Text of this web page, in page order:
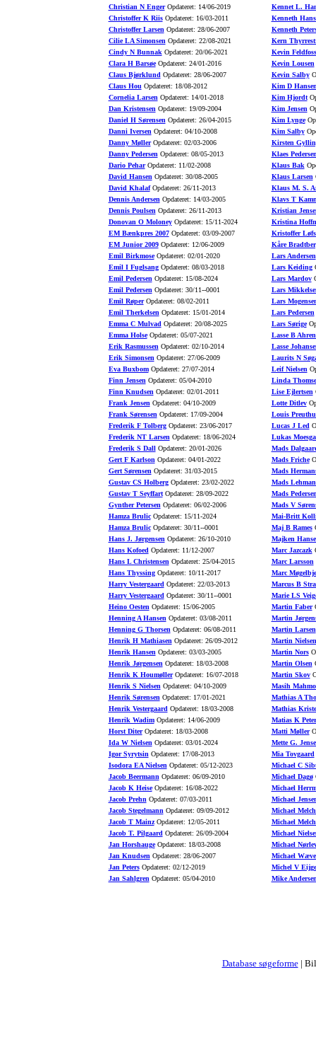
Christian N EngerOpdateret: 14/06-2019
Christoffer K RiisOpdateret: 16/03-2011
Christoffer Larsen Opdateret: 28/06-2007
Cilie LA Simonsen Opdateret: 22/08-2021
Cindy N Bunnak Opdateret: 20/06-2021
Clara H BarsøeOpdateret: 24/01-2016
Claus Bjørklund Opdateret: 28/06-2007
Claus Hou Opdateret: 18/08-2012
Cornelia Larsen Opdateret: 14/01-2018
Dan Kristensen Opdateret: 19/09-2004
Daniel H Sørensen Opdateret: 26/04-2015
Danni Iversen Opdateret: 04/10-2008
Danny MøllerOpdateret: 02/03-2006
Danny Pedersen Opdateret: 08/05-2013
Dario PeharOpdateret: 11/02-2008
David Hansen Opdateret: 30/08-2005
David KhalafOpdateret: 26/11-2013
Dennis Andersen Opdateret: 14/03-2005
Dennis Poulsen Opdateret: 26/11-2013
Donovan O MoloneyOpdateret: 15/11-2024
EM Bænkpres 2007Opdateret: 03/09-2007
EM Junior 2009Opdateret: 12/06-2009
Emil BirkmoseOpdateret: 02/01-2020
Emil I FuglsangOpdateret: 08/03-2018
Emil Pedersen Opdateret: 15/08-2024
Emil Pedersen Opdateret: 30/11--0001
Emil RøperOpdateret: 08/02-2011
Emil Therkelsen Opdateret: 15/01-2014
Emma C Mulvad Opdateret: 20/08-2025
Emma HolseOpdateret: 05/07-2021
Erik Rasmussen Opdateret: 02/10-2014
Erik Simonsen Opdateret: 27/06-2009
Eva BuxbomOpdateret: 27/07-2014
Finn Jensen Opdateret: 05/04-2010
Finn Knudsen Opdateret: 02/01-2011
Frank Jensen Opdateret: 04/10-2009
Frank Sørensen Opdateret: 17/09-2004
Frederik F TolbergOpdateret: 23/06-2017
Frederik NT Larsen Opdateret: 18/06-2024
Frederik S DallOpdateret: 20/01-2026
Gert F Karlson Opdateret: 04/01-2022
Gert Sørensen Opdateret: 31/03-2015
Gustav CS HolbergOpdateret: 23/02-2022
Gustav T SeyffartOpdateret: 28/09-2022
Gynther Petersen Opdateret: 06/02-2006
Hamza BrulicOpdateret: 15/11-2024
Hamza BrulicOpdateret: 30/11--0001
Hans J. Jørgensen Opdateret: 26/10-2010
Hans Kofoed Opdateret: 11/12-2007
Hans L Christensen Opdateret: 25/04-2015
Hans ThyssingOpdateret: 10/11-2017
Harry Vestergaard Opdateret: 22/03-2013
Harry Vestergaard Opdateret: 30/11--0001
Heino Oesten Opdateret: 15/06-2005
Henning A Hansen Opdateret: 03/08-2011
Henning G Thorsen Opdateret: 06/08-2011
Henrik H Mathiasen Opdateret: 26/09-2012
Henrik Hansen Opdateret: 03/03-2005
Henrik Jørgensen Opdateret: 18/03-2008
Henrik K HoumøllerOpdateret: 16/07-2018
Henrik S Nielsen Opdateret: 04/10-2009
Henrik Sørensen Opdateret: 17/01-2021
Henrik Vestergaard Opdateret: 18/03-2008
Henrik WadimOpdateret: 14/06-2009
Horst DiterOpdateret: 18/03-2008
Ida W Nielsen Opdateret: 03/01-2024
Igor Syrytsin Opdateret: 17/08-2013
Isodora EA Nielsen Opdateret: 05/12-2023
Jacob Beermann Opdateret: 06/09-2010
Jacob K HeiseOpdateret: 16/08-2022
Jacob Prehn Opdateret: 07/03-2011
Jacob Stegelmann Opdateret: 09/09-2012
Jacob T MainzOpdateret: 12/05-2011
Jacob T. Pilgaard Opdateret: 26/09-2004
Jan HorshaugeOpdateret: 18/03-2008
Jan Knudsen Opdateret: 28/06-2007
Jan PetersOpdateret: 02/12-2019
Jan Sahlgren Opdateret: 05/04-2010
Kennet L.
Kenneth
Kenneth
Kern
Kevin Feldfoss
Kevin Lousen
Kevin Salby
Kim D
Kim Hjordt
Kim Jensen
Kim Lynge
Kim Salby
Kirsten
Klaes
Klaus Bak
Klaus Larsen
Klaus M. S.
Klavs T
Kristian
Kristina
Kristoffer
Kåre
Lars Andersen
Lars Keiding
Lars Mardov
Lars
Lars
Lars Pedersen
Lars Sørige
Lasse B
Lasse
Laurits N
Leif Nielsen
Linda
Lise Ejlertsen
Lotte Ditlev
Louis
Lucas J Led
Lukas
Mads
Mads Friche
Mads
Mads
Mads
Mads V
Mai-Britt
Maj B Rames
Majken
Marc Jazcazk
Marc Larsson
Marc
Marcus B
Marie LS
Martin Faber
Martin
Martin Larsen
Martin Nielsen
Martin Nors
Martin Olsen
Martin Skov
Masih
Mathias A
Mathias
Matias K
Matti Møller
Mette G.
Mia Tovgaard
Michael C
Michael Dagø
Michael
Michael
Michael
Michael
Michael
Michael
Michael
Michel V
Mike
Database søgeforme|